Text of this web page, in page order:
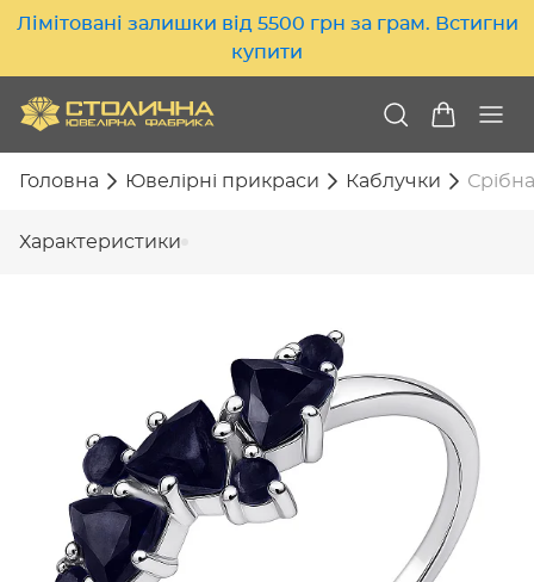
Лімітовані залишки від 5500 грн за грам. Встигни
купити
Головна Ювелірні прикраси Каблучки
Характеристики